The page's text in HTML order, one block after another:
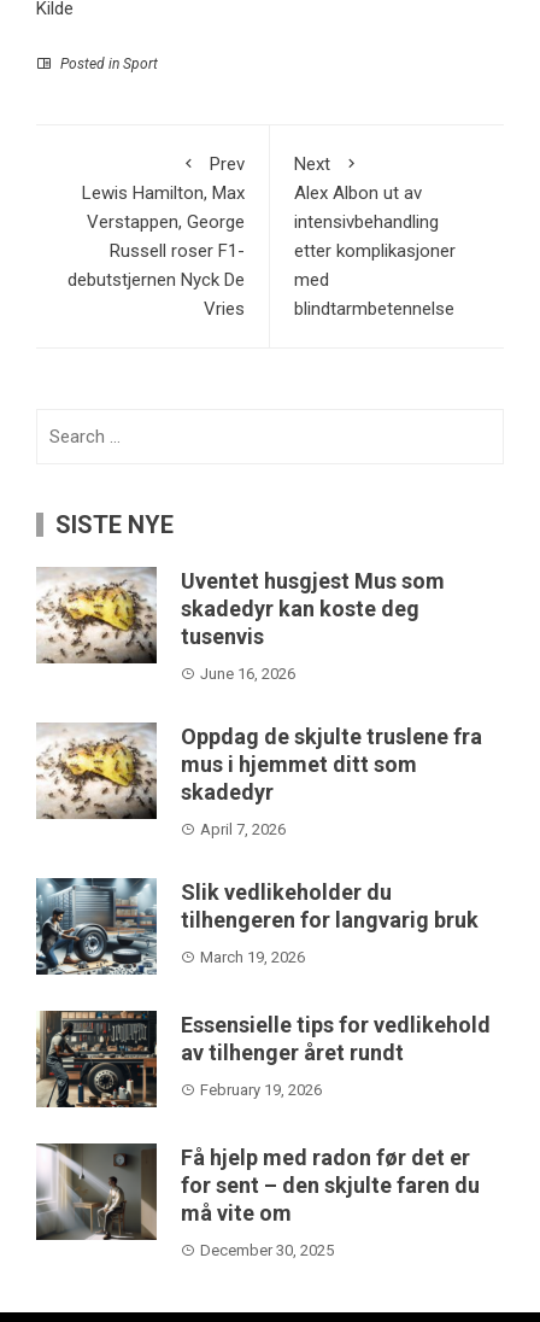
Kilde
Posted in Sport
Prev
Lewis Hamilton, Max
Verstappen, George
Russell roser F1-
debutstjernen Nyck De
Vries
Next
Alex Albon ut av
intensivbehandling
etter komplikasjoner
med
blindtarmbetennelse
SISTE NYE
Uventet husgjest Mus som
skadedyr kan koste deg
tusenvis
June 16, 2026
Oppdag de skjulte truslene fra
mus i hjemmet ditt som
skadedyr
April 7, 2026
Slik vedlikeholder du
tilhengeren for langvarig bruk
March 19, 2026
Essensielle tips for vedlikehold
av tilhenger året rundt
February 19, 2026
Få hjelp med radon før det er
for sent – den skjulte faren du
må vite om
December 30, 2025